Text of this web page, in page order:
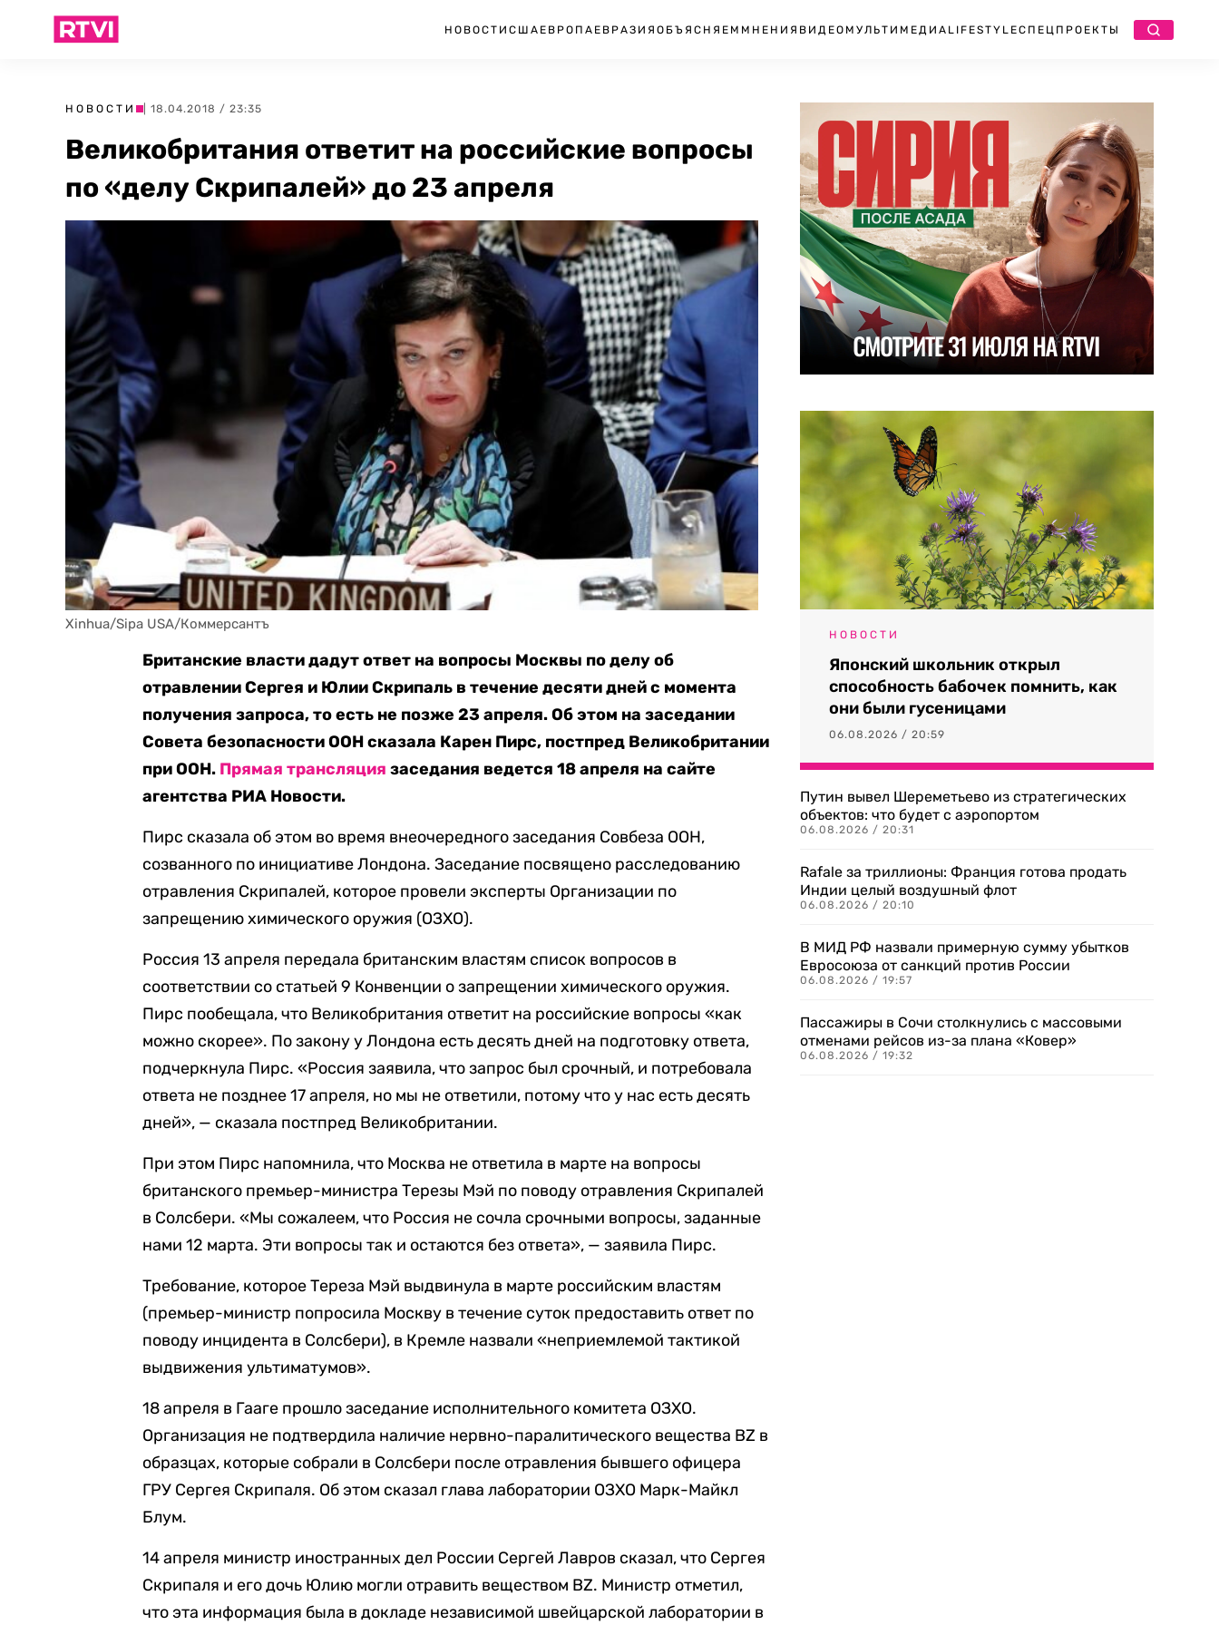
НОВОСТИ США ЕВРОПА ЕВРАЗИЯ ОБЪЯСНЯЕМ МНЕНИЯ ВИДЕО МУЛЬТИМЕДИА LIFESTYLEСПЕЦПРОЕКТЫ
НОВОСТИ | 18.04.2018 / 23:35
Великобритания ответит на российские вопросы
по «делу Скрипалей» до 23 апреля
Xinhua/Sipa USA/Коммерсантъ
Британские власти дадут ответ на вопросы Москвы по делу об
отравлении Сергея и Юлии Скрипаль в течение десяти дней с момента
получения запроса, то есть не позже 23 апреля. Об этом на заседании
Совета безопасности ООН сказала Карен Пирс, постпред Великобритании
при ООН. Прямая трансляция заседания ведется 18 апреля на сайте
агентства РИА Новости.
Пирс сказала об этом во время внеочередного заседания Совбеза ООН,
созванного по инициативе Лондона. Заседание посвящено расследованию
отравления Скрипалей, которое провели эксперты Организации по
запрещению химического оружия (ОЗХО).
Россия 13 апреля передала британским властям список вопросов в
соответствии со статьей 9 Конвенции о запрещении химического оружия.
Пирс пообещала, что Великобритания ответит на российские вопросы «как
можно скорее». По закону у Лондона есть десять дней на подготовку ответа,
подчеркнула Пирс. «Россия заявила, что запрос был срочный, и потребовала
ответа не позднее 17 апреля, но мы не ответили, потому что у нас есть десять
дней», — сказала постпред Великобритании.
При этом Пирс напомнила, что Москва не ответила в марте на вопросы
британского премьер-министра Терезы Мэй по поводу отравления Скрипалей
в Солсбери. «Мы сожалеем, что Россия не сочла срочными вопросы, заданные
нами 12 марта. Эти вопросы так и остаются без ответа», — заявила Пирс.
Требование, которое Тереза Мэй выдвинула в марте российским властям
(премьер-министр попросила Москву в течение суток предоставить ответ по
поводу инцидента в Солсбери), в Кремле назвали «неприемлемой тактикой
выдвижения ультиматумов».
18 апреля в Гааге прошло заседание исполнительного комитета ОЗХО.
Организация не подтвердила наличие нервно-паралитического вещества BZ в
образцах, которые собрали в Солсбери после отравления бывшего офицера
ГРУ Сергея Скрипаля. Об этом сказал глава лаборатории ОЗХО Марк-Майкл
Блум.
14 апреля министр иностранных дел России Сергей Лавров сказал, что Сергея
Скрипаля и его дочь Юлию могли отравить веществом BZ. Министр отметил,
что эта информация была в докладе независимой швейцарской лаборатории в
НОВОСТИ
Японский школьник открыл
способность бабочек помнить, как
они были гусеницами
06.08.2026 / 20:59
Путин вывел Шереметьево из стратегических
объектов: что будет с аэропортом
06.08.2026 / 20:31
Rafale за триллионы: Франция готова продать
Индии целый воздушный флот
06.08.2026 / 20:10
В МИД РФ назвали примерную сумму убытков
Евросоюза от санкций против России
06.08.2026 / 19:57
Пассажиры в Сочи столкнулись с массовыми
отменами рейсов из-за плана «Ковер»
06.08.2026 / 19:32